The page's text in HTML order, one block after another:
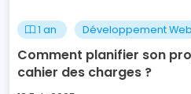
1 an Développement Web
Comment planifier son
cahier des charges ?